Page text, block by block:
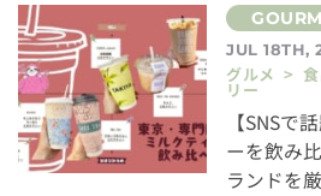
JUL 18TH,
グルメ > 食
リー
【SNSで
ーを飲み
ランドを